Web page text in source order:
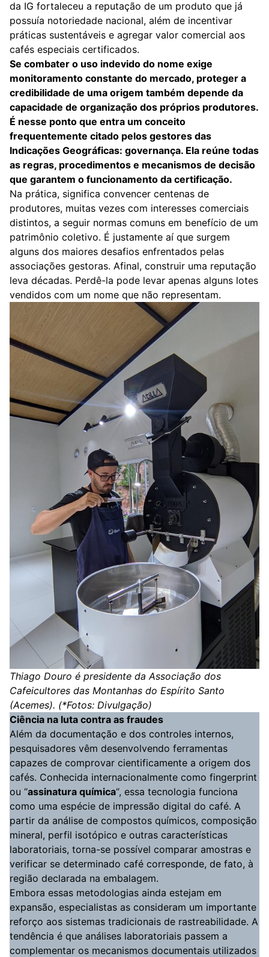
da IG fortaleceu a reputação de um produto que já
possuía notoriedade nacional, além de incentivar
práticas sustentáveis e agregar valor comercial aos
cafés especiais certificados.
Se combater o uso indevido do nome exige
monitoramento constante do mercado, proteger a
credibilidade de uma origem também depende da
capacidade de organização dos próprios produtores.
É nesse ponto que entra um conceito
frequentemente citado pelos gestores das
Indicações Geográficas: governança. Ela reúne todas
as regras, procedimentos e mecanismos de decisão
que garantem o funcionamento da certificação.
Na prática, significa convencer centenas de
produtores, muitas vezes com interesses comerciais
distintos, a seguir normas comuns em benefício de um
patrimônio coletivo. É justamente aí que surgem
alguns dos maiores desafios enfrentados pelas
associações gestoras. Afinal, construir uma reputação
leva décadas. Perdê-la pode levar apenas alguns lotes
vendidos com um nome que não representam.
Thiago Douro é presidente da Associação dos
Cafeicultores das Montanhas do Espírito Santo
(Acemes). (*Fotos: Divulgação)
Ciência na luta contra as fraudes
Além da documentação e dos controles internos,
pesquisadores vêm desenvolvendo ferramentas
capazes de comprovar cientificamente a origem dos
cafés. Conhecida internacionalmente como fingerprint
ou “assinatura química“, essa tecnologia funciona
como uma espécie de impressão digital do café. A
partir da análise de compostos químicos, composição
mineral, perfil isotópico e outras características
laboratoriais, torna-se possível comparar amostras e
verificar se determinado café corresponde, de fato, à
região declarada na embalagem.
Embora essas metodologias ainda estejam em
expansão, especialistas as consideram um importante
reforço aos sistemas tradicionais de rastreabilidade. A
tendência é que análises laboratoriais passem a
complementar os mecanismos documentais utilizados